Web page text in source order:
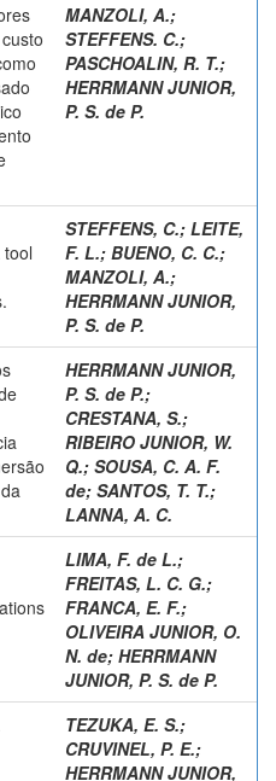
MANZOLI, A.;
STEFFENS. C.;
PASCHOALIN, R. T.;
HERRMANN JUNIOR,
P. S. de P.
STEFFENS, C.; LEITE,
F. L.; BUENO, C. C.;
MANZOLI, A.;
HERRMANN JUNIOR,
P. S. de P.
HERRMANN JUNIOR,
P. S. de P.;
CRESTANA, S.;
RIBEIRO JUNIOR, W.
Q.; SOUSA, C. A. F.
de; SANTOS, T. T.;
LANNA, A. C.
LIMA, F. de L.;
FREITAS, L. C. G.;
FRANCA, E. F.;
OLIVEIRA JUNIOR, O.
N. de; HERRMANN
JUNIOR, P. S. de P.
TEZUKA, E. S.;
CRUVINEL, P. E.;
HERRMANN JUNIOR,